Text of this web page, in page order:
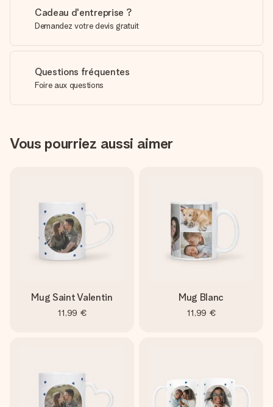
Cadeau d'entreprise ?
Demandez votre devis gratuit
Questions fréquentes
Foire aux questions
Vous pourriez aussi aimer
Mug Saint Valentin
11,99 €
Mug Blanc
11,99 €